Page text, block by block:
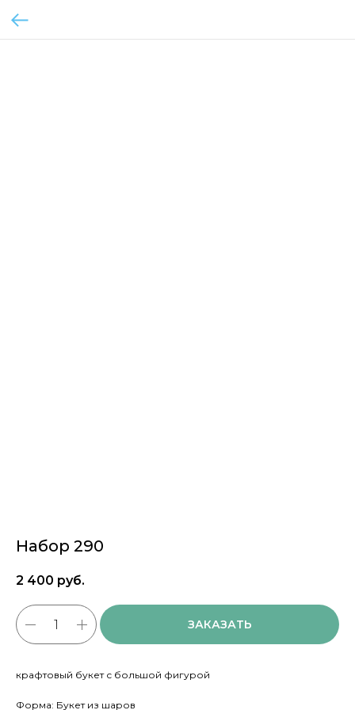
Набор 290
2 400 руб.
ЗАКАЗАТЬ
крафтовый букет с большой фигурой
Форма: Букет из шаров